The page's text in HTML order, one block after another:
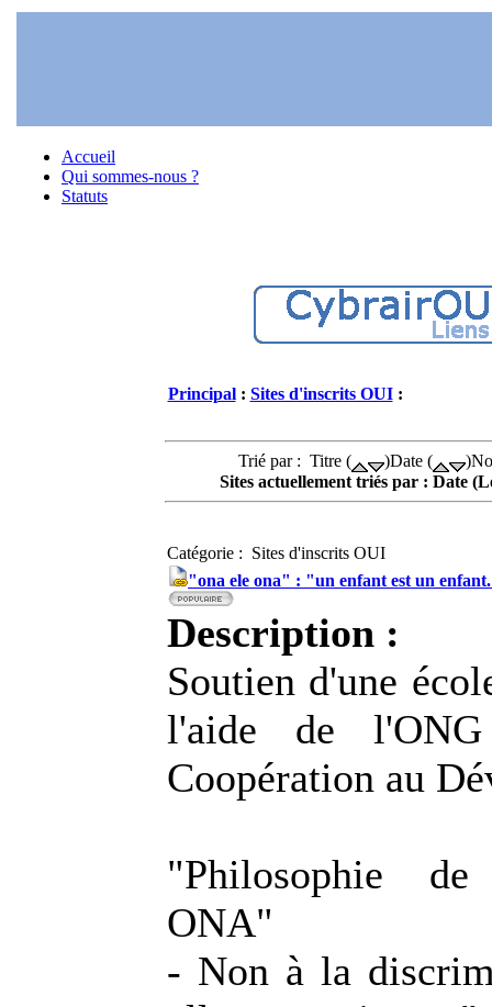
Accueil
Qui sommes-nous ?
Statuts
Principal: Sites d'inscrits OUI:
Trié par : Titre ( )Date (
Sites actuellement triés par : Date
Catégorie : Sites d'inscrits OUI
"ona ele ona" : "un enfant est un
Description :
Soutien d'une
l'aide de
Coopération au
"Philosophie
ONA"
- Non à la